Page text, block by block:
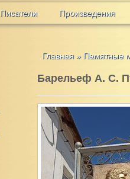
Писатели Произведения
Главная » Памятные
Барельеф А. С.